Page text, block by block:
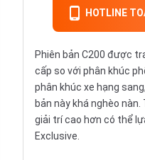
HOTLINE
Phiên bản C200 được
cấp so với phân khúc
phân khúc xe hạng
bản này khá nghèo
giải trí cao hơn có thể
Exclusive.